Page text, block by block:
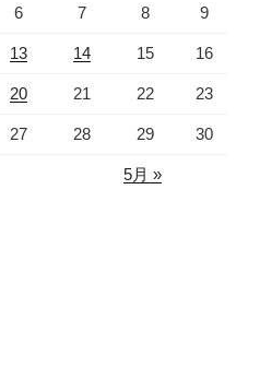
6 7 8 9
13 14 15 16
20 21 22 23
27 28 29 30
5月 »